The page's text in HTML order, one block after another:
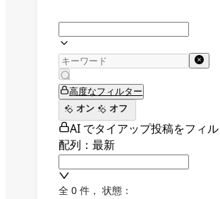
高度なフィルター
オン
オフ
AI でタイアップ投稿をフィ
配列：最新
全 0 件 ， 状態：